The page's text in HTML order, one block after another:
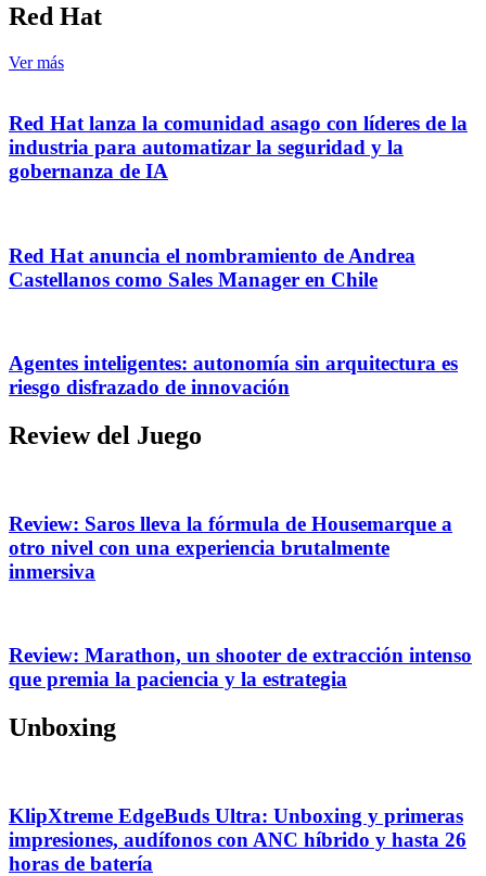
Red Hat
Ver más
Red Hat lanza la comunidad asago con líderes de la
industria para automatizar la seguridad y la
gobernanza de IA
Red Hat anuncia el nombramiento de Andrea
Castellanos como Sales Manager en Chile
Agentes inteligentes: autonomía sin arquitectura es
riesgo disfrazado de innovación
Review del Juego
Review: Saros lleva la fórmula de Housemarque a
otro nivel con una experiencia brutalmente
inmersiva
Review: Marathon, un shooter de extracción intenso
que premia la paciencia y la estrategia
Unboxing
KlipXtreme EdgeBuds Ultra: Unboxing y primeras
impresiones, audífonos con ANC híbrido y hasta 26
horas de batería